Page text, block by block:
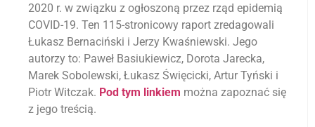
2020 r. w związku z ogłoszoną przez rząd epidemią
COVID-19. Ten 115-stronicowy raport zredagowali
Łukasz Bernaciński i Jerzy Kwaśniewski. Jego
autorzy to: Paweł Basiukiewicz, Dorota Jarecka,
Marek Sobolewski, Łukasz Święcicki, Artur Tyński i
Piotr Witczak. Pod tym linkiem można zapoznać się
z jego treścią.